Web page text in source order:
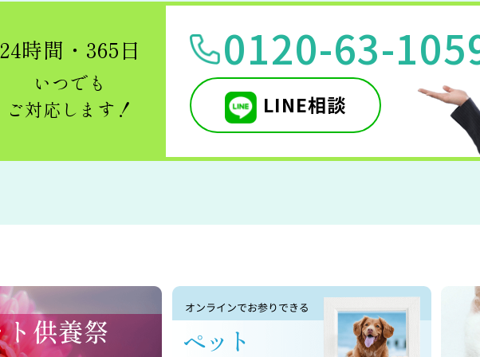
24時間・365日
いつでも
ご対応します！
0120-63-
LINE相談